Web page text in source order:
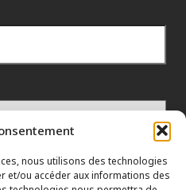
nous utilisons des technologies
et/ou accéder aux informations des